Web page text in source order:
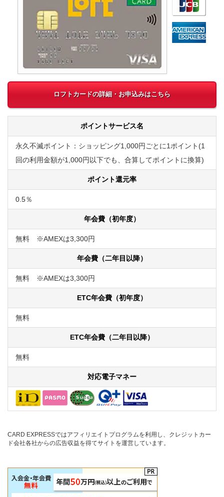
ロフトカードの詳細・お申込みはこちら
ポイントサービス名
永久不滅ポイント ：ショッピング1,000円ごとに1ポイント(1
回の利用金額が1,000円以下でも、合算してポイントに換算)
ポイント還元率
0.5％
年会費（初年度）
無料 ※AMEXは3,300円
年会費（二年目以降）
無料 ※AMEXは3,300円
ETC年会費（初年度）
無料
ETC年会費（二年目以降）
無料
対応電子マネー
CARD EXPRESSではアフィリエイトプログラムを利用し、クレジットカー
ド会社各社からの広告収益を得てサイトを運営しています。